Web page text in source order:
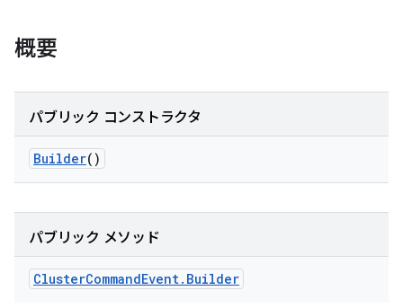
概要
パブリック コンストラクタ
Builder()
パブリック メソッド
ClusterCommandEvent. Builder